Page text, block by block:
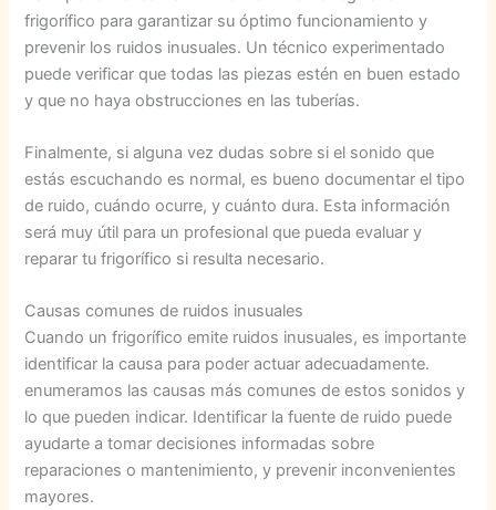
frigorífico para garantizar su óptimo funcionamiento y
prevenir los ruidos inusuales. Un técnico experimentado
puede verificar que todas las piezas estén en buen estado
y que no haya obstrucciones en las tuberías.
Finalmente, si alguna vez dudas sobre si el sonido que
estás escuchando es normal, es bueno documentar el tipo
de ruido, cuándo ocurre, y cuánto dura. Esta información
será muy útil para un profesional que pueda evaluar y
reparar tu frigorífico si resulta necesario.
Causas comunes de ruidos inusuales
Cuando un frigorífico emite ruidos inusuales, es importante
identificar la causa para poder actuar adecuadamente.
enumeramos las causas más comunes de estos sonidos y
lo que pueden indicar. Identificar la fuente de ruido puede
ayudarte a tomar decisiones informadas sobre
reparaciones o mantenimiento, y prevenir inconvenientes
mayores.